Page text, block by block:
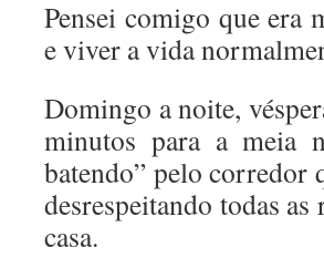
Pensei comigo que era
e viver a vida
Domingo a noite,
minutos para a meia
batendo” pelo corredor
desrespeitando todas
casa.